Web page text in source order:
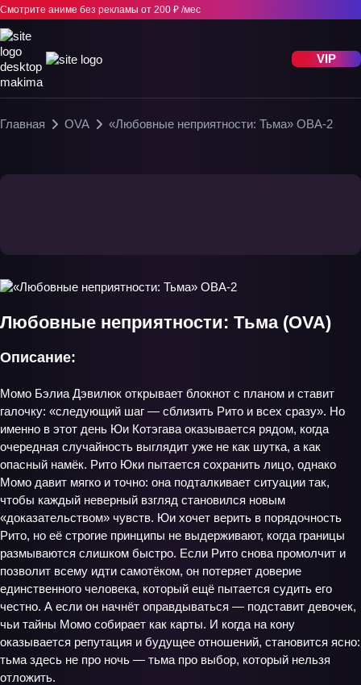
Смотрите аниме без рекламы от 200 ₽ /мес
VIP
Главная OVA «Любовные неприятности: Тьма» ОВА-2
Любовные неприятности: Тьма (OVA)
Описание:
Момо Бэлиа Дэвилюк открывает блокнот с планом и ставит
галочку: «следующий шаг — сблизить Рито и всех сразу». Но
именно в этот день Юи Котэгава оказывается рядом, когда
очередная случайность выглядит уже не как шутка, а как
опасный намёк. Рито Юки пытается сохранить лицо, однако
Момо давит мягко и точно: она подталкивает ситуации так,
чтобы каждый неверный взгляд становился новым
«доказательством» чувств. Юи хочет верить в порядочность
Рито, но её строгие принципы не выдерживают, когда границы
размываются слишком быстро. Если Рито снова промолчит и
позволит всему идти самотёком, он потеряет доверие
единственного человека, который ещё пытается судить его
честно. А если он начнёт оправдываться — подставит девочек,
чьи тайны Момо собирает как карты. И когда на кону
оказывается репутация и будущее отношений, становится ясно:
тьма здесь не про ночь — тьма про выбор, который нельзя
отложить.